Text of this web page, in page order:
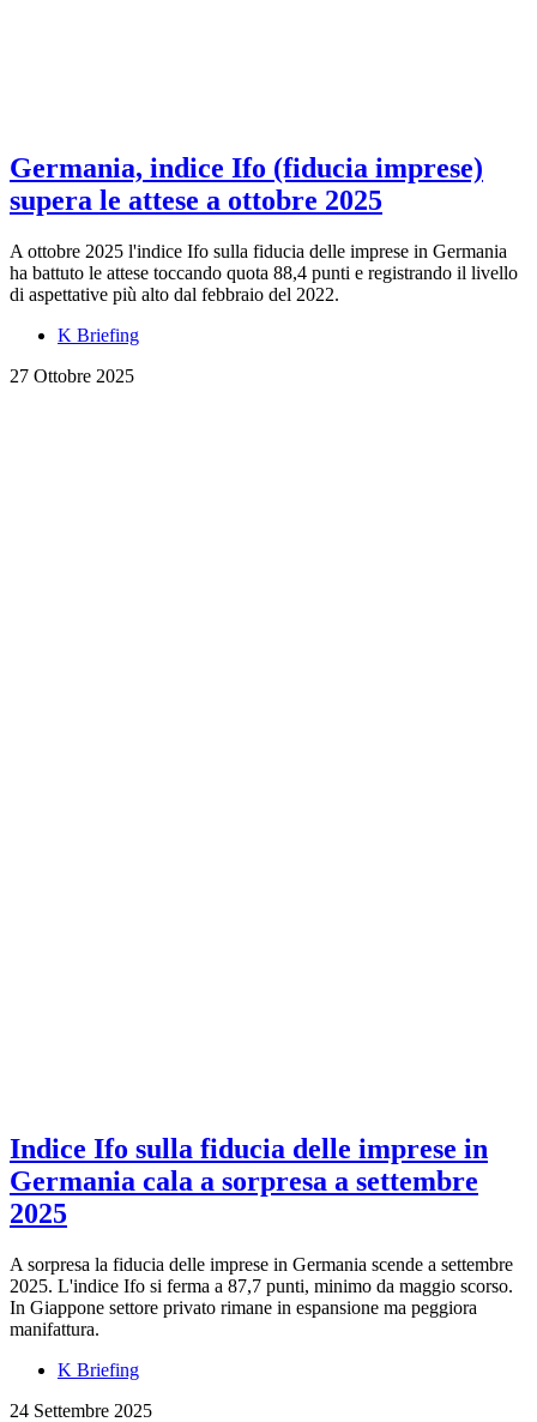
Germania, indice Ifo (fiducia imprese)
supera le attese a ottobre 2025
A ottobre 2025 l'indice Ifo sulla fiducia delle imprese in Germania
ha battuto le attese toccando quota 88,4 punti e registrando il livello
di aspettative più alto dal febbraio del 2022.
K Briefing
27 Ottobre 2025
Indice Ifo sulla fiducia delle imprese in
Germania cala a sorpresa a settembre
2025
A sorpresa la fiducia delle imprese in Germania scende a settembre
2025. L'indice Ifo si ferma a 87,7 punti, minimo da maggio scorso.
In Giappone settore privato rimane in espansione ma peggiora
manifattura.
K Briefing
24 Settembre 2025